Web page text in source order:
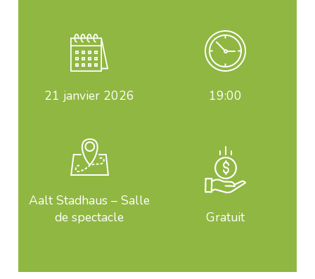
21 janvier 2026 19:00
Aalt Stadhaus – Salle
de spectacle
Gratuit